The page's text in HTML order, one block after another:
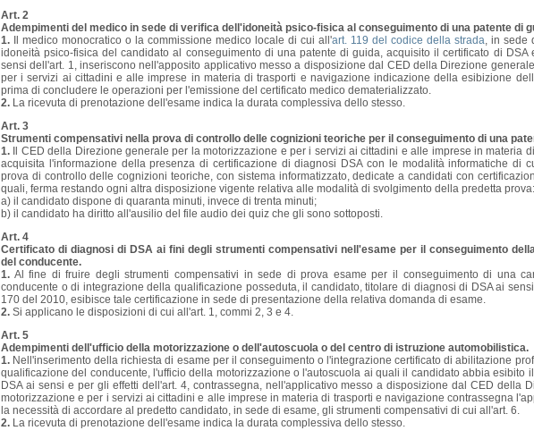
Art. 2
Adempimenti del medico in sede di verifica dell'idoneità psico-fisica al conseguimento di una patente di
1. Il medico monocratico o la commissione medico locale di cui all'art. 119 del codice della strada, in sede
idoneità psico-fisica del candidato al conseguimento di una patente di guida, acquisito il certificato di DSA
sensi dell'art. 1, inseriscono nell'apposito applicativo messo a disposizione dal CED della Direzione
per i servizi ai cittadini e alle imprese in materia di trasporti e navigazione indicazione della esibizione
prima di concludere le operazioni per l'emissione del certificato medico dematerializzato.
2. La ricevuta di prenotazione dell'esame indica la durata complessiva dello stesso.
Art. 3
Strumenti compensativi nella prova di controllo delle cognizioni teoriche per il conseguimento di una
1. Il CED della Direzione generale per la motorizzazione e per i servizi ai cittadini e alle imprese in materia
acquisita l'informazione della presenza di certificazione di diagnosi DSA con le modalità informatiche di
prova di controllo delle cognizioni teoriche, con sistema informatizzato, dedicate a candidati con
quali, ferma restando ogni altra disposizione vigente relativa alle modalità di svolgimento della predetta prova:
a) il candidato dispone di quaranta minuti, invece di trenta minuti;
b) il candidato ha diritto all'ausilio del file audio dei quiz che gli sono sottoposti.
Art. 4
Certificato di diagnosi di DSA ai fini degli strumenti compensativi nell'esame per il conseguimento
del conducente.
1. Al fine di fruire degli strumenti compensativi in sede di prova esame per il conseguimento di una
conducente o di integrazione della qualificazione posseduta, il candidato, titolare di diagnosi di DSA ai
170 del 2010, esibisce tale certificazione in sede di presentazione della relativa domanda di esame.
2. Si applicano le disposizioni di cui all'art. 1, commi 2, 3 e 4.
Art. 5
Adempimenti dell'ufficio della motorizzazione o dell'autoscuola o del centro di istruzione automobilistica.
1. Nell'inserimento della richiesta di esame per il conseguimento o l'integrazione certificato di abilitazione
qualificazione del conducente, l'ufficio della motorizzazione o l'autoscuola ai quali il candidato abbia esibito
DSA ai sensi e per gli effetti dell'art. 4, contrassegna, nell'applicativo messo a disposizione dal CED della
motorizzazione e per i servizi ai cittadini e alle imprese in materia di trasporti e navigazione contrassegna
la necessità di accordare al predetto candidato, in sede di esame, gli strumenti compensativi di cui all'art. 6.
2. La ricevuta di prenotazione dell'esame indica la durata complessiva dello stesso.